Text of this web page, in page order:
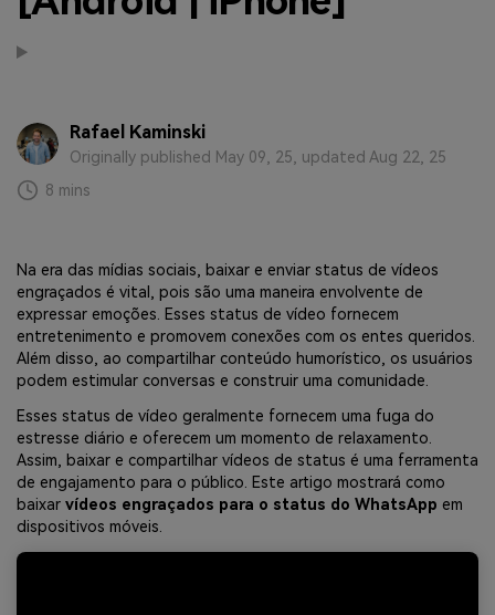
Transferir dados do telefone, dados do
O WeLastseen mantém seu WhatsApp conectado
e informado.
Rafael Kaminski
Originally published May 09, 25, updated Aug 22, 25
8 mins
Na era das mídias sociais, baixar e enviar status de vídeos
engraçados é vital, pois são uma maneira envolvente de
expressar emoções. Esses status de vídeo fornecem
entretenimento e promovem conexões com os entes queridos.
Além disso, ao compartilhar conteúdo humorístico, os usuários
podem estimular conversas e construir uma comunidade.
Esses status de vídeo geralmente fornecem uma fuga do
estresse diário e oferecem um momento de relaxamento.
Assim, baixar e compartilhar vídeos de status é uma ferramenta
de engajamento para o público. Este artigo mostrará como
baixar vídeos engraçados para o status do WhatsApp em
dispositivos móveis.